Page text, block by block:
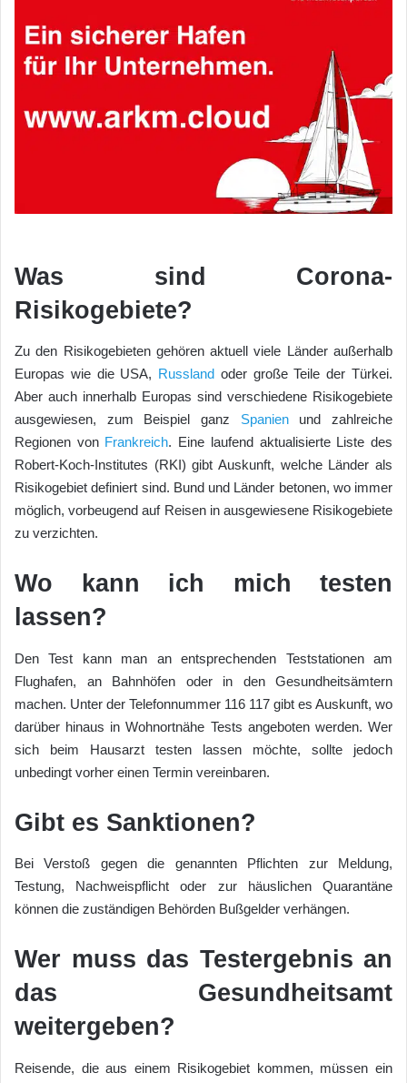
Was sind Corona-
Risikogebiete?
Zu den Risikogebieten gehören aktuell viele Länder außerhalb
Europas wie die USA, Russland oder große Teile der Türkei.
Aber auch innerhalb Europas sind verschiedene Risikogebiete
ausgewiesen, zum Beispiel ganz Spanienund zahlreiche
Regionen von Frankreich. Eine laufend aktualisierte Liste des
Robert-Koch-Institutes (RKI) gibt Auskunft, welche Länder als
Risikogebiet definiert sind. Bund und Länder betonen, wo immer
möglich, vorbeugend auf Reisen in ausgewiesene Risikogebiete
zu verzichten.
Wo kann ich mich testen
lassen?
Den Test kann man an entsprechenden Teststationen am
Flughafen, an Bahnhöfen oder in den Gesundheitsämtern
machen. Unter der Telefonnummer 116 117 gibt es Auskunft, wo
darüber hinaus in Wohnortnähe Tests angeboten werden. Wer
sich beim Hausarzt testen lassen möchte, sollte jedoch
unbedingt vorher einen Termin vereinbaren.
Gibt es Sanktionen?
Bei Verstoß gegen die genannten Pflichten zur Meldung,
Testung, Nachweispflicht oder zur häuslichen Quarantäne
können die zuständigen Behörden Bußgelder verhängen.
Wer muss das Testergebnis an
das Gesundheitsamt
weitergeben?
Reisende, die aus einem Risikogebiet kommen, müssen ein